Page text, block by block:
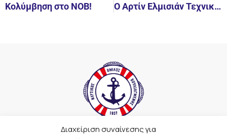
Διαχείριση συναίνεσης για
Κολύμβηση στο ΝΟΒ! Ο Αρτίν Ελμισιάν Τεχνικός Διευθυντής του ΝΟΒ